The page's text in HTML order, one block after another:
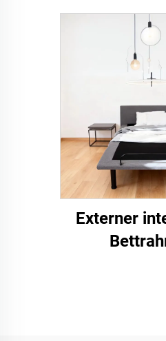
Externer